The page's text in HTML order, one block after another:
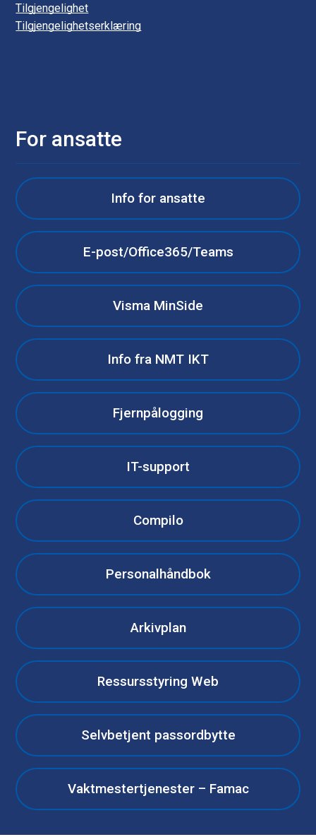
Tilgjengelighet
Tilgjengelighetserklæring
For ansatte
Info for ansatte
E-post/Office365/Teams
Visma MinSide
Info fra NMT IKT
Fjernpålogging
IT-support
Compilo
Personalhåndbok
Arkivplan
Ressursstyring Web
Selvbetjent passordbytte
Vaktmestertjenester – Famac